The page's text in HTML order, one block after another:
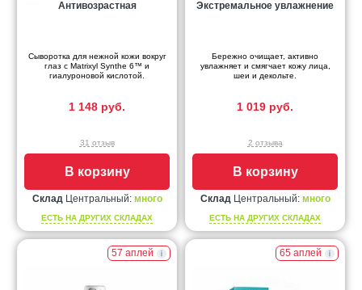
Антивозрастная
Сыворотка для нежной кожи вокруг
глаз с Matrixyl Synthe 6™ и
гиалуроновой кислотой.
1 148 руб.
31 отзыв
В корзину
СкладЦентральный: много
ЕСТЬ НА ДРУГИХ СКЛАДАХ
Экстремальное увлажнение
Бережно очищает, активно
увлажняет и смягчает кожу лица,
шеи и декольте.
1 019 руб.
2 отзыва
В корзину
СкладЦентральный: много
ЕСТЬ НА ДРУГИХ СКЛАДАХ
57 аплей 65 аплей